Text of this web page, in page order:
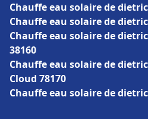
Chauffe eau solaire de
Chauffe eau solaire de
Chauffe eau solaire de
38160
Chauffe eau solaire de
Cloud 78170
Chauffe eau solaire de